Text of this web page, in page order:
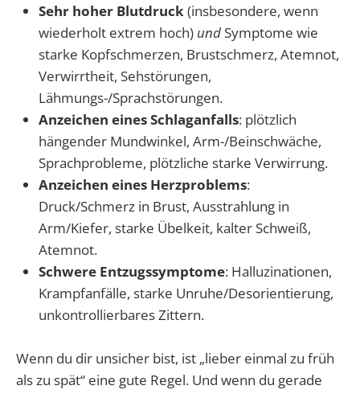
Sehr hoher Blutdruck(insbesondere, wenn
wiederholt extrem hoch) und Symptome wie
starke Kopfschmerzen, Brustschmerz, Atemnot,
Verwirrtheit, Sehstörungen,
Lähmungs-/Sprachstörungen.
Anzeichen eines Schlaganfalls: plötzlich
hängender Mundwinkel, Arm-/Beinschwäche,
Sprachprobleme, plötzliche starke Verwirrung.
Anzeichen eines Herzproblems:
Druck/Schmerz in Brust, Ausstrahlung in
Arm/Kiefer, starke Übelkeit, kalter Schweiß,
Atemnot.
Schwere Entzugssymptome: Halluzinationen,
Krampfanfälle, starke Unruhe/Desorientierung,
unkontrollierbares Zittern.
Wenn du dir unsicher bist, ist „lieber einmal zu früh
als zu spät“ eine gute Regel. Und wenn du gerade